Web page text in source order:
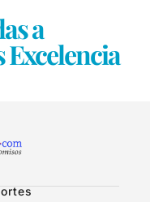
a
Excelencia